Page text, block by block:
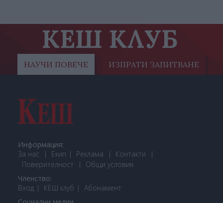
КЕШ КЛУБ
НАУЧИ ПОВЕЧЕ ИЗПРАТИ ЗАПИТВАНЕ
Информация:
За нас
Екип Реклама
Контакти
Поверителност
Общи условия
Членство:
Вход
КЕШ клуб Абонамент